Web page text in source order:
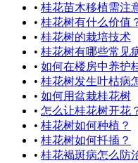
• 桂花苗木移植需注
• 桂花树有什么价值
• 桂花树的栽培技术
• 桂花树有哪些常见
• 如何在楼房中养护
• 桂花树发生叶枯病
• 如何用盆栽桂花树
• 怎么让桂花树开花
• 桂花树如何种植？
• 桂花树如何扦插？
• 桂花褐斑病怎么防